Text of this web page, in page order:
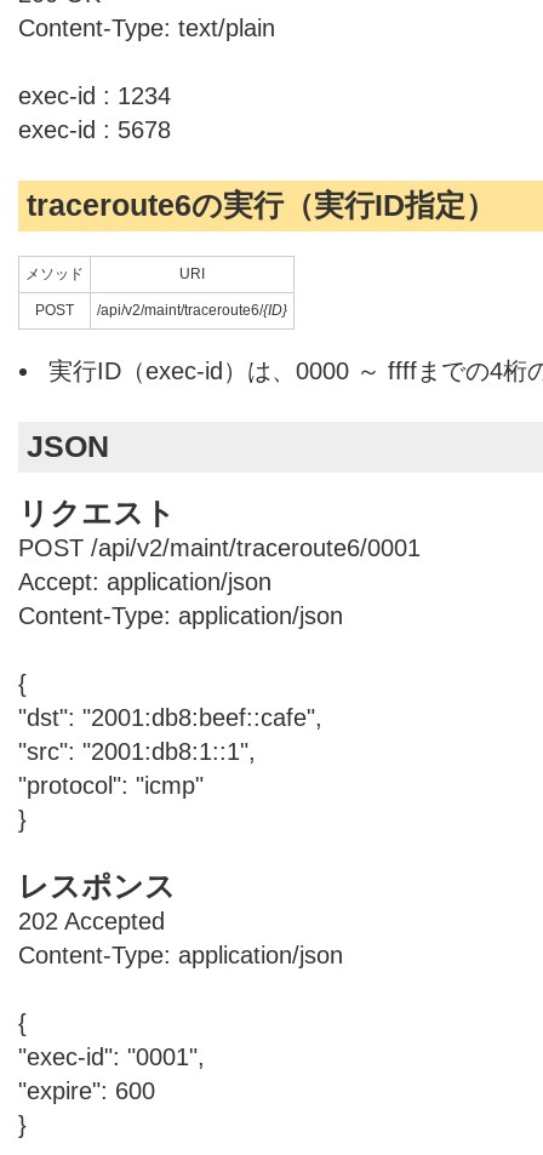
Content-Type: text/plain
exec-id : 1234
exec-id : 5678
traceroute6の実行（実行ID指定）
メソッド URI
POST /api/v2/maint/traceroute6/{ID}
実行ID（exec-id）は、0000 ～ ffffまでの4桁
JSON
リクエスト
POST /api/v2/maint/traceroute6/0001
Accept: application/json
Content-Type: application/json
{
"dst": "2001:db8:beef::cafe",
"src": "2001:db8:1::1",
"protocol": "icmp"
}
レスポンス
202 Accepted
Content-Type: application/json
{
"exec-id": "0001",
"expire": 600
}